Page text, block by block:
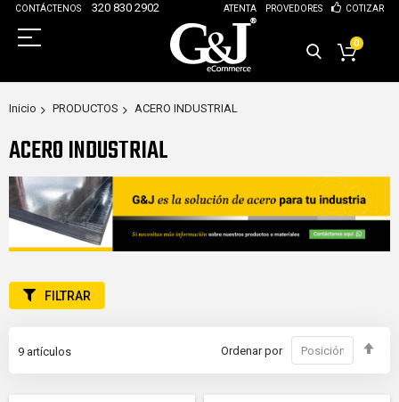
CONTÁCTENOS 320 830 2902 ATENTA PROVEDORES COTIZAR
0
Inicio PRODUCTOS ACERO INDUSTRIAL
ACERO INDUSTRIAL
9 artículos Ordenar por
FILTRAR